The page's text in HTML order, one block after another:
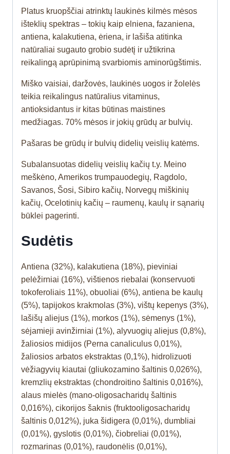
Platus kruopščiai atrinktų laukinės kilmės mėsos
išteklių spektras – tokių kaip elniena, fazaniena,
antiena, kalakutiena, ėriena, ir lašiša atitinka
natūraliai sugauto grobio sudėtį ir užtikrina
reikalingą aprūpinimą svarbiomis aminorūgštimis.
Miško vaisiai, daržovės, laukinės uogos ir žolelės
teikia reikalingus natūralius vitaminus,
antioksidantus ir kitas būtinas maistines
medžiagas. 70% mėsos ir jokių grūdų ar bulvių.
Pašaras be grūdų ir bulvių didelių veislių katėms.
Subalansuotas didelių veislių kačių t.y. Meino
meškėno, Amerikos trumpauodegių, Ragdolo,
Savanos, Šosi, Sibiro kačių, Norvegų miškinių
kačių, Ocelotinių kačių – raumenų, kaulų ir sąnarių
būklei pagerinti.
Sudėtis
Antiena (32%), kalakutiena (18%), pieviniai
pelėžirniai (16%), vištienos riebalai (konservuoti
tokoferoliais 11%), obuoliai (6%), antiena be kaulų
(5%), tapijokos krakmolas (3%), vištų kepenys (3%),
lašišų aliejus (1%), morkos (1%), sėmenys (1%),
sėjamieji avinžirniai (1%), alyvuogių aliejus (0,8%),
žaliosios midijos (Perna canaliculus 0,01%),
žaliosios arbatos ekstraktas (0,1%), hidrolizuoti
vėžiagyvių kiautai (gliukozamino šaltinis 0,026%),
kremzlių ekstraktas (chondroitino šaltinis 0,016%),
alaus mielės (mano-oligosacharidų šaltinis
0,016%), cikorijos šaknis (fruktooligosacharidų
šaltinis 0,012%), juka šidigera (0,01%), dumbliai
(0,01%), gyslotis (0,01%), čiobreliai (0,01%),
rozmarinas (0,01%), raudonėlis (0,01%),